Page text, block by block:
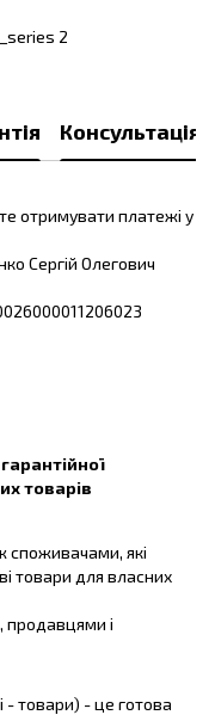
2
Консультація
отримувати платежі у
Сергій Олегович
товарів
споживачами, які
товари для власних
продавцями і
- товари) - це готова